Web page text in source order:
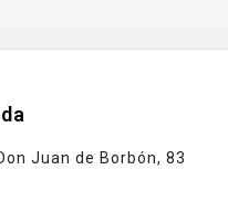
Juan de Borbón, 83